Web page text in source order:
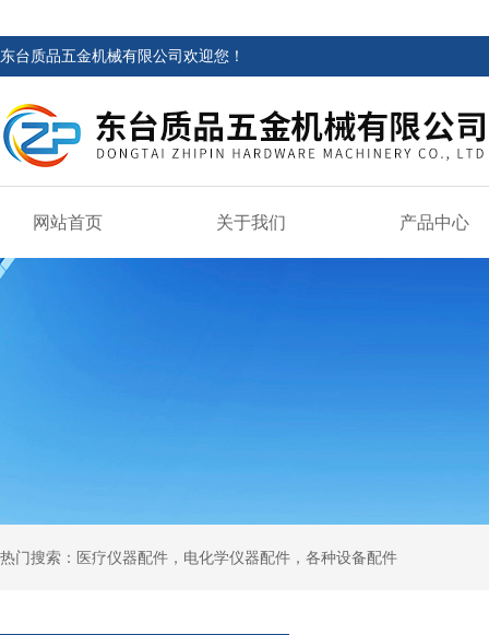
东台质品五金机械有限公司欢迎您！
网站首页 关于我们 产品中心
热门搜索：医疗仪器配件，电化学仪器配件，各种设备配件